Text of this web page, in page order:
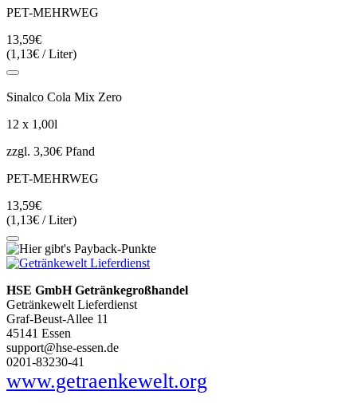
PET-MEHRWEG
13,59€
(1,13€ / Liter)
Sinalco Cola Mix Zero
12 x 1,00l
zzgl. 3,30€ Pfand
PET-MEHRWEG
13,59€
(1,13€ / Liter)
HSE GmbH Getränkegroßhandel
Getränkewelt Lieferdienst
Graf-Beust-Allee 11
45141 Essen
support@hse-essen.de
0201-83230-41
www.getraenkewelt.org